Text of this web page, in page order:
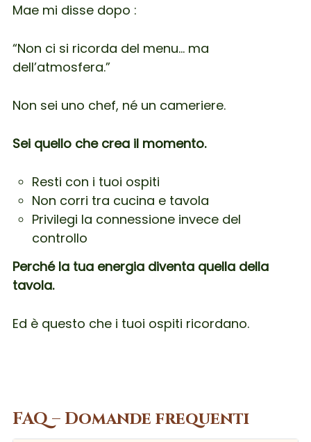
Mae mi disse dopo :
“Non ci si ricorda del menu… ma
dell’atmosfera.”
Non sei uno chef, né un cameriere.
Sei quello che crea il momento.
Resti con i tuoi ospiti
Non corri tra cucina e tavola
Privilegi la connessione invece del
controllo
Perché la tua energia diventa quella della
tavola.
Ed è questo che i tuoi ospiti ricordano.
FAQ – Domande frequenti